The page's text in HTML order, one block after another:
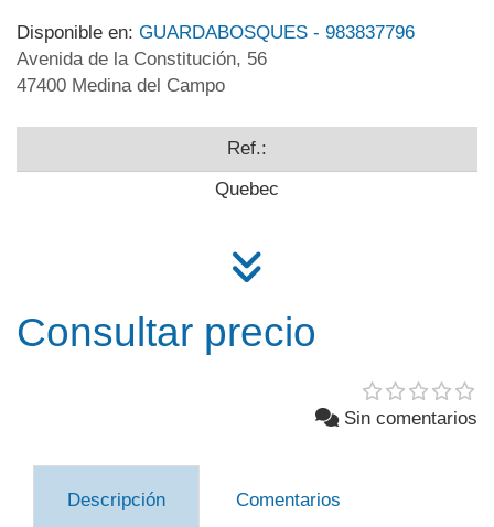
Disponible en: GUARDABOSQUES - 983837796
Avenida de la Constitución, 56
47400 Medina del Campo
Ref.:
Quebec
Consultar precio
Sin comentarios
Descripción Comentarios